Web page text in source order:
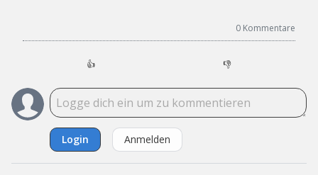
0 Kommentare
👍 👎
Login Anmelden